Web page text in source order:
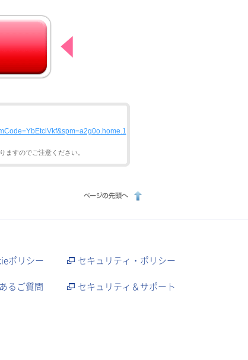
すのでご注意ください。
ポリシー
セキュリティ・ポリシー
るご質問
セキュリティ＆サポート